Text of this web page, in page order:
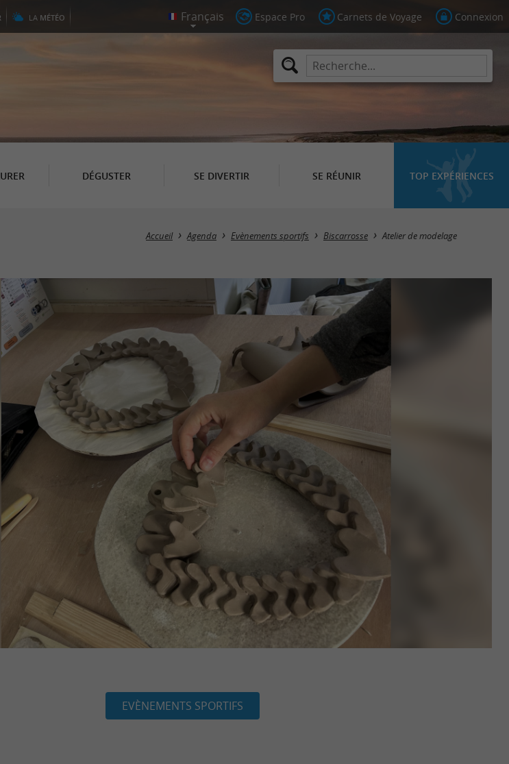
LA MÉTÉO Espace Pro Carnets de Voyage Connexion
DÉGUSTER SE DIVERTIR SE RÉUNIR TOP EXPÉRIENCES
Accueil Agenda Evènements sportifs Biscarrosse Atelier de modelage
EVÈNEMENTS SPORTIFS